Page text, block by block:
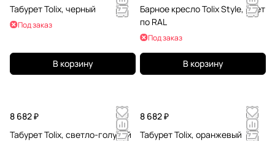
Табурет Tolix, черный
Под заказ
В корзину
Барное кресло Tolix Style, цвет
по RAL
Под заказ
В корзину
8 682 ₽
Табурет Tolix, светло-голубой
8 682 ₽
Табурет Tolix, оранжевый